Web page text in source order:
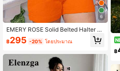
6
EMERY ROSE Solid Belted Halter R
omper สำหรับฤดูร้อน
฿295 -20% โดยประมาณ
รั
฿